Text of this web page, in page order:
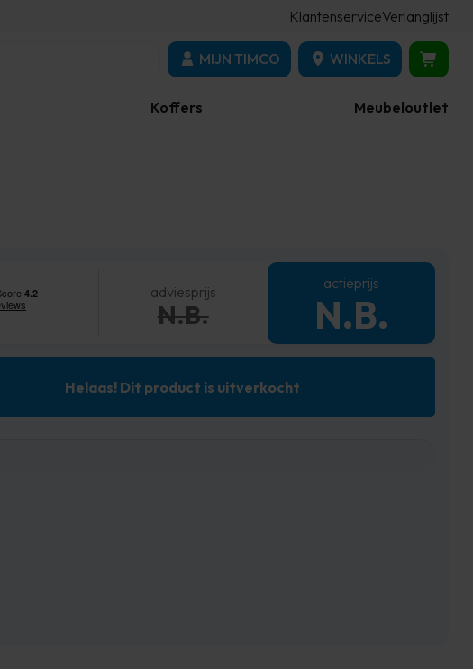
KlantenserviceVerlanglijst
MIJN TIMCO WINKELS
Koffers Meubeloutlet
adviesprijs
N.B.
actieprijs
N.B.
Helaas! Dit product is uitverkocht